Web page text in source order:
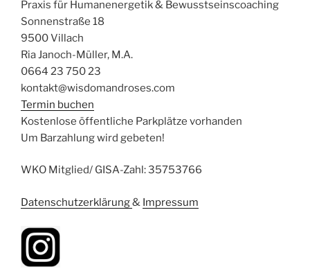
Praxis für Humanenergetik & Bewusstseinscoaching
Sonnenstraße 18
9500 Villach
Ria Janoch-Müller, M.A.
0664 23 750 23
kontakt@wisdomandroses.com
Termin buchen
Kostenlose öffentliche Parkplätze vorhanden
Um Barzahlung wird gebeten!
WKO Mitglied/ GISA-Zahl: 35753766
Datenschutzerklärung& Impressum